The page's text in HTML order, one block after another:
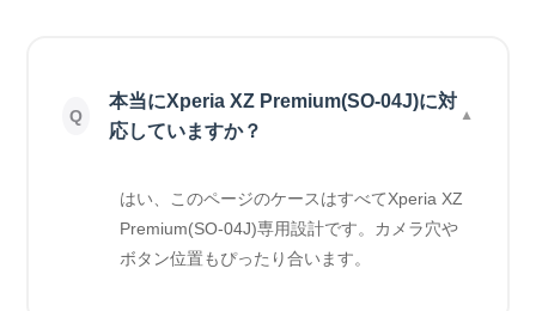
本当にXperia XZ Premium(SO-04J)に対
応していますか？
はい、このページのケースはすべてXperia XZ
Premium(SO-04J)専用設計です。カメラ穴や
ボタン位置もぴったり合います。